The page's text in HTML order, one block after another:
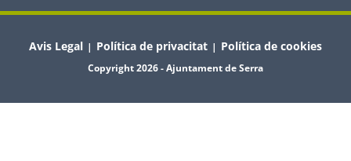
Copyright 2026 - Ajuntament de Serra
Avis Legal | Política de privacitat | Política de cookies